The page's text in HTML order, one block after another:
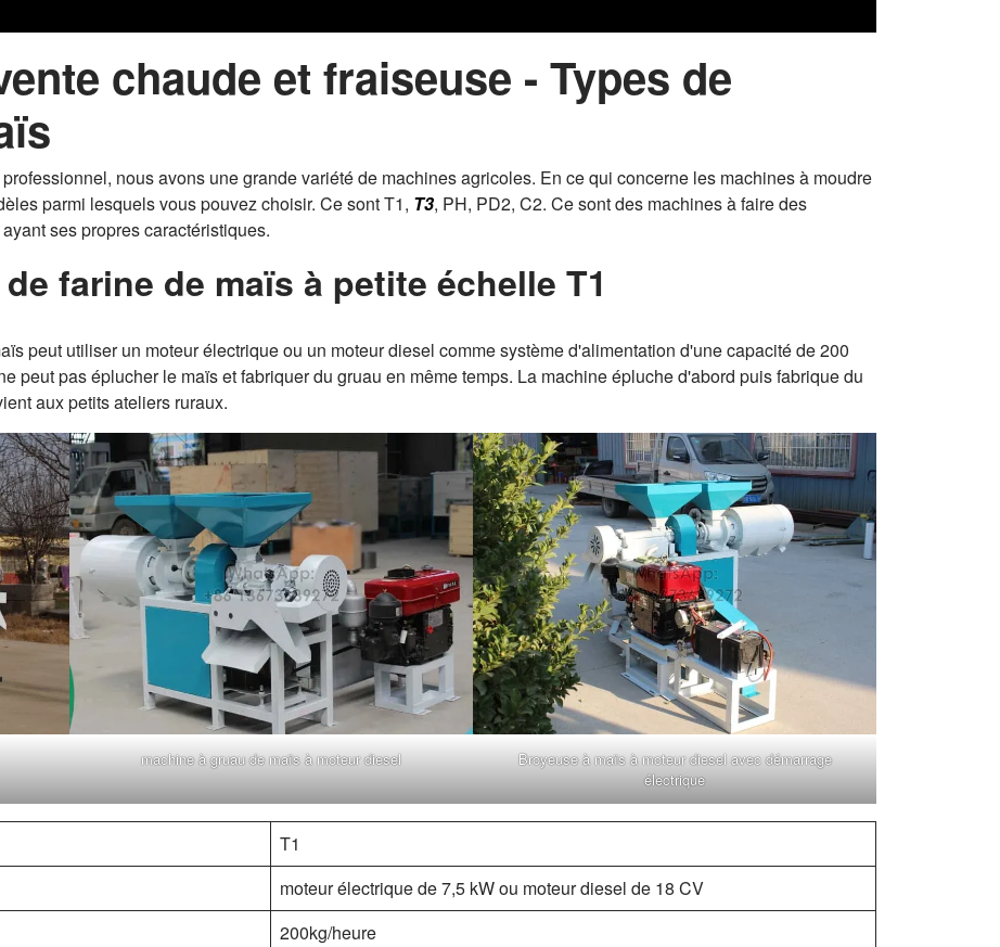
chaude et fraiseuse - Types de
nous avons une grande variété de machines agricoles. En ce qui concerne les machines à moudre
parmi lesquels vous pouvez choisir. Ce sont T1, T3, PH, PD2, C2. Ce sont des machines à faire des
ses propres caractéristiques.
farine de maïs à petite échelle T1
peut utiliser un moteur électrique ou un moteur diesel comme système d'alimentation d'une capacité de 200
peut pas éplucher le maïs et fabriquer du gruau en même temps. La machine épluche d'abord puis fabrique du
aux petits ateliers ruraux.
machine à gruau de maïs à moteur diesel
Broyeuse à maïs à moteur diesel avec démarrage
électrique
T1
moteur électrique de 7,5 kW ou moteur diesel de 18 CV
200kg/heure